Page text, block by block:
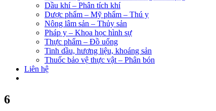
Dầu khí – Phân tích khí
Dược phẩm – Mỹ phẩm – Thú y
Nông lâm sản – Thủy sản
Pháp y – Khoa học hình sự
Thực phẩm – Đồ uống
Tinh dầu, hương liệu, khoáng sản
Thuốc bảo vệ thực vật – Phân bón
Liên hệ
6